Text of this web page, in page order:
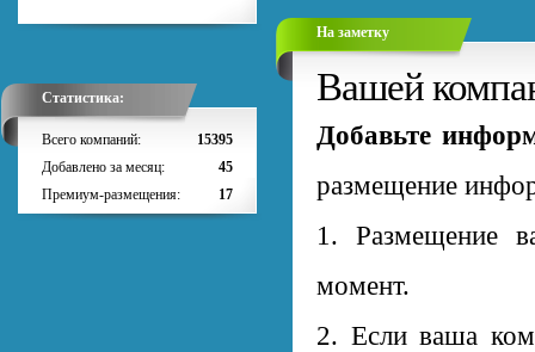
На заметку
Вашей
Добавьте
размещение
1. Размещение
момент.
2. Если ваша
Статистика:
Всего компаний:
15395
Добавлено за месяц:
45
Премиум-размещения:
17